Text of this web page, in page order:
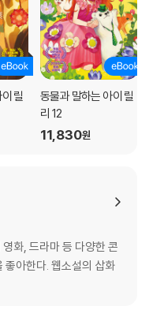
릴
동물과 말하는 아이 릴
리 12
11,830원
화, 드라마 등 다양한 콘
좋아한다. 웹소설의 삽화